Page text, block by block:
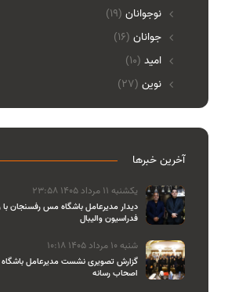
نوجوانان (19)
جوانان (16)
امید (10)
نوین (27)
آخرین خبرها
یکشنبه 11 مرداد 1405 23:58
دیدار مدیرعامل باشگاه مس رفسنجان
فدراسیون والیبال
شنبه 10 مرداد 1405 10:18
گزارش تصویری نشست مدیرعامل
اصحاب رسانه